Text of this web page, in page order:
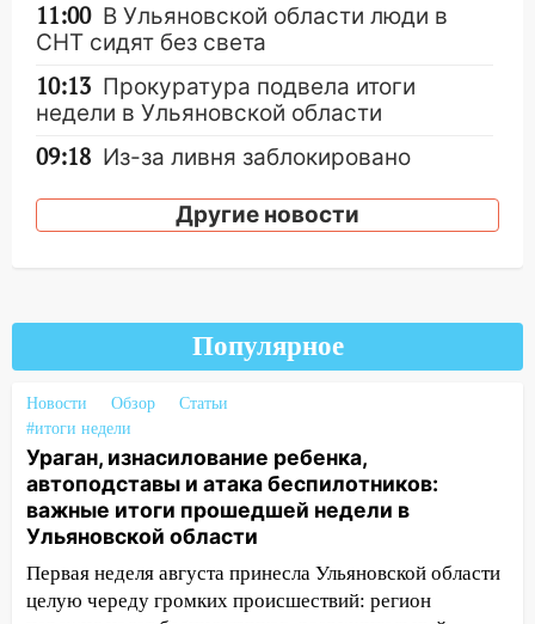
11:00 В Ульяновской области люди в
СНТ сидят без света
10:13 Прокуратура подвела итоги
недели в Ульяновской области
09:18 Из-за ливня заблокировано
09:15 Ураган, изнасилование ребенка,
В Ульяновске восстановили
трамвайную и троллейбусную
инфраструктуру после шторма.
08:19
Внимание! В Цильнинском районе
пропал 67-летний мужчина
08:11 На Ульяновск снова надвигается
непогода
07:30 Евро-3 вместо Евро-5: что
означают классы бензина и можно ли
Другие новости
Популярное
Новости Обзор
Статьи
#итоги недели
Ураган, изнасилование ребенка,
автоподставы и атака беспилотников:
важные итоги прошедшей недели в
Ульяновской области
Первая неделя августа принесла Ульяновской области
целую череду громких происшествий: регион